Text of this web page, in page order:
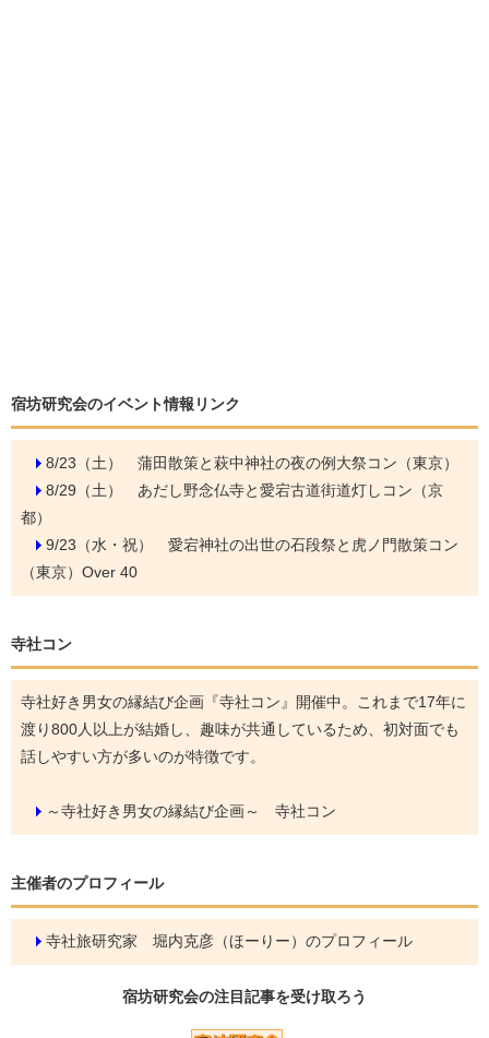
宿坊研究会のイベント情報リンク
8/23（土） 蒲田散策と萩中神社の夜の例大祭コン（東京）
8/29（土） あだし野念仏寺と愛宕古道街道灯しコン（京
都）
9/23（水・祝） 愛宕神社の出世の石段祭と虎ノ門散策コン
（東京）Over 40
寺社コン
寺社好き男女の縁結び企画『寺社コン』開催中。これまで17年に
渡り800人以上が結婚し、趣味が共通しているため、初対面でも
話しやすい方が多いのが特徴です。
～寺社好き男女の縁結び企画～ 寺社コン
主催者のプロフィール
寺社旅研究家 堀内克彦（ほーりー）のプロフィール
宿坊研究会の注目記事を受け取ろう